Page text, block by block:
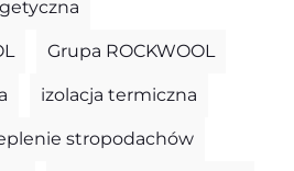
Grupa ROCKWOOL
izolacja termiczna
stropodachów